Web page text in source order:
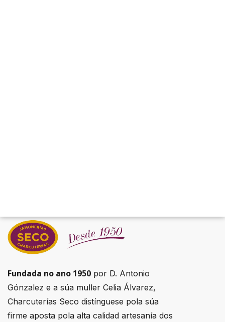
Fundada no ano 1950 por D. Antonio
Gónzalez e a súa muller Celia Álvarez,
Charcuterías Seco distínguese pola súa
firme aposta pola alta calidad artesanía dos